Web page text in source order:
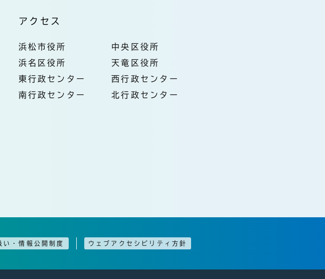
アクセス
浜松市役所
中央区役所
浜名区役所
天竜区役所
東行政センター
西行政センター
南行政センター
北行政センター
い・情報公開制度 ウェブアクセシビリティ方針